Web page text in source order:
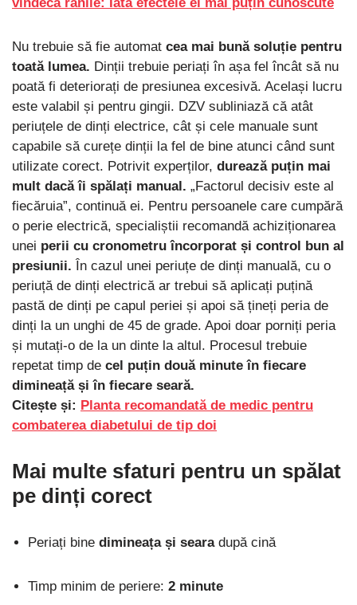
Nu trebuie să fie automat cea mai bună soluție pentru
toată lumea. Dinții trebuie periați în așa fel încât să nu
poată fi deteriorați de presiunea excesivă. Același lucru
este valabil și pentru gingii. DZV subliniază că atât
periuțele de dinți electrice, cât și cele manuale sunt
capabile să curețe dinții la fel de bine atunci când sunt
utilizate corect. Potrivit experților, durează puțin mai
mult dacă îi spălați manual. „Factorul decisiv este al
fiecăruia”, continuă ei. Pentru persoanele care cumpără
o perie electrică, specialiștii recomandă achiziționarea
unei perii cu cronometru încorporat și control bun al
presiunii. În cazul unei periuțe de dinți manuală, cu o
periuță de dinți electrică ar trebui să aplicați puțină
pastă de dinți pe capul periei și apoi să țineți peria de
dinți la un unghi de 45 de grade. Apoi doar porniți peria
și mutați-o de la un dinte la altul. Procesul trebuie
repetat timp de cel puțin două minute în fiecare
dimineață și în fiecare seară.
Citește și: Planta recomandată de medic pentru
combaterea diabetului de tip doi
Mai multe sfaturi pentru un spălat
pe dinți corect
Periați bine dimineața și searadupă cină
Timp minim de periere: 2 minute